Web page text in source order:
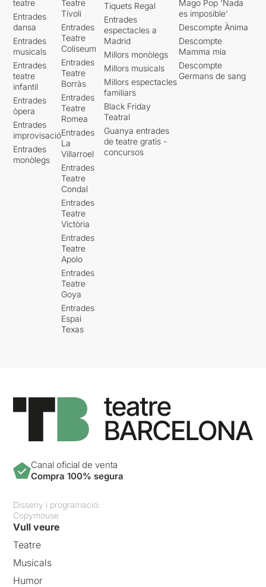
teatre
Entrades
dansa
Entrades
musicals
Entrades
teatre
infantil
Entrades
òpera
Entrades
improvisació
Entrades
monòlegs
Teatre
Tívoli
Entrades
Teatre
Coliseum
Entrades
Teatre
Borràs
Entrades
Teatre
Romea
Entrades
La
Villarroel
Entrades
Teatre
Condal
Entrades
Teatre
Victòria
Entrades
Teatre
Apolo
Entrades
Teatre
Goya
Entrades
Espai
Texas
Tiquets Regal
Entrades
espectacles a
Madrid
Millors monòlegs
Millors musicals
Millors espectacles
familiars
Black Friday
Teatral
Guanya entrades
de teatre gratis -
concursos
Mago Pop 'Nada
es imposible'
Descompte Ànima
Descompte
Mamma mia
Descompte
Germans de sang
Canal oficial de venta
Compra 100% segura
Disseny i programació:
Copymouse
Vull veure
Teatre
Musicals
Humor